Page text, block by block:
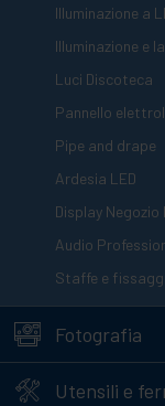
Illuminazione a
Illuminazione e
Luci Discoteca
Pannello
Pipe and drape
Ardesia LED
Display Negozio
Audio
Staffe e
Fotografia
Utensili e